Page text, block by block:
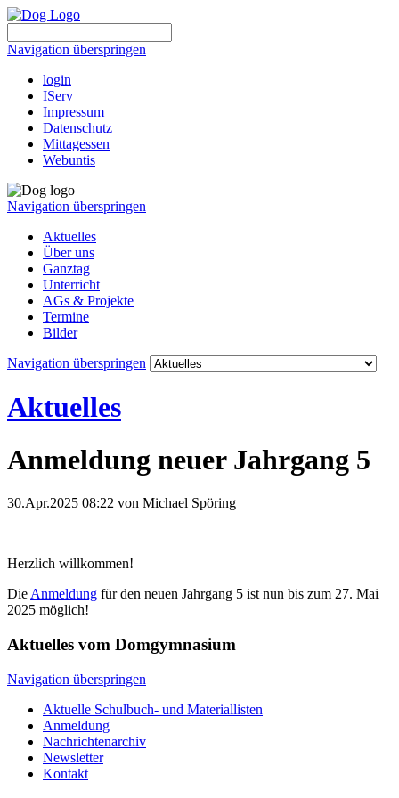
Navigation überspringen
login
IServ
Impressum
Datenschutz
Mittagessen
Webuntis
Navigation überspringen
Aktuelles
Über uns
Ganztag
Unterricht
AGs & Projekte
Termine
Bilder
Navigation überspringen
Aktuelles
Anmeldung neuer Jahrgang 5
30.Apr.2025 08:22 von Michael Spöring
Herzlich willkommen!
Die Anmeldung für den neuen Jahrgang 5 ist nun bis zum 27. Mai
2025 möglich!
Aktuelles vom Domgymnasium
Navigation überspringen
Aktuelle Schulbuch- und Materiallisten
Anmeldung
Nachrichtenarchiv
Newsletter
Kontakt